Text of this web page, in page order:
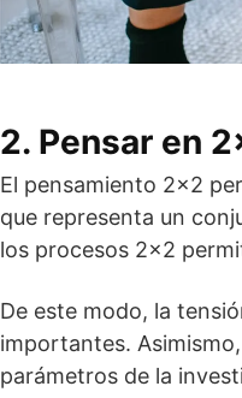
2. Pensar en
El pensamiento 2×2
que representa un
los procesos 2×2
De este modo, la
importantes.
parámetros de la